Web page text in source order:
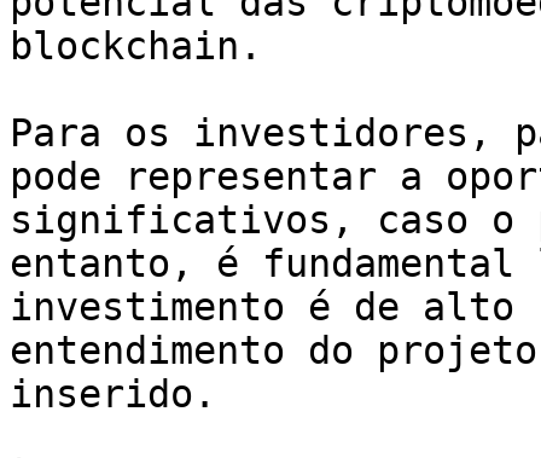
blockchain.
Para os investidores,
pode representar a
significativos, caso o
entanto, é
investimento é de alto
entendimento do
inserido.